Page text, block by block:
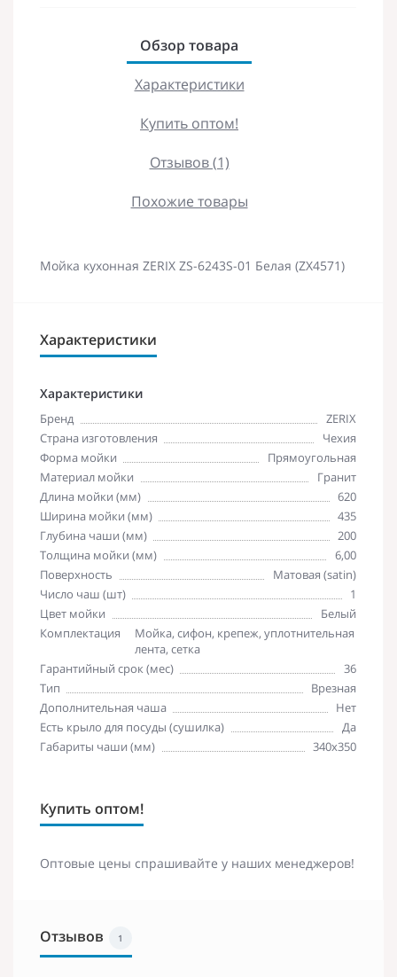
Обзор товара
Характеристики
Купить оптом!
Отзывов (1)
Похожие товары
Мойка кухонная ZERIX ZS-6243S-01 Белая (ZX4571)
Характеристики
Характеристики
Бренд
ZERIX
Страна изготовления
Чехия
Форма мойки
Прямоугольная
Материал мойки
Гранит
Длина мойки (мм)
620
Ширина мойки (мм)
435
Глубина чаши (мм)
200
Толщина мойки (мм)
6,00
Поверхность
Матовая (satin)
Число чаш (шт)
1
Цвет мойки
Белый
Комплектация
Мойка, сифон, крепеж, уплотнительная
лента, сетка
Гарантийный срок (мес)
36
Тип
Врезная
Дополнительная чаша
Нет
Есть крыло для посуды (сушилка)
Да
Габариты чаши (мм)
340x350
Купить оптом!
Оптовые цены спрашивайте у наших менеджеров!
Отзывов 1